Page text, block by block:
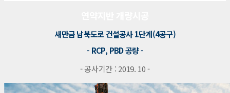
새만금 남북도로 건설공사 1단계(4공구)
- RCP, PBD 공량 -
- 공사기간 : 2019. 10 -